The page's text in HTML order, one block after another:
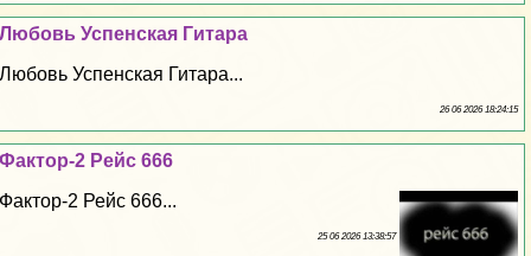
Любовь Успенская Гитара
Любовь Успенская Гитара...
26 06 2026 18:24:15
Фактор-2 Рейс 666
Фактор-2 Рейс 666...
25 06 2026 13:38:57